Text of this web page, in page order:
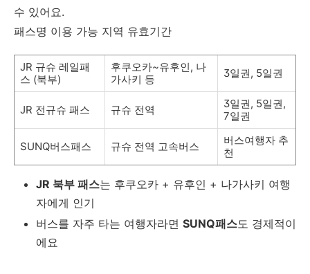
수 있어요.
패스명 이용 가능 지역 유효기간
JR 규슈 레일패
스 (북부)
후쿠오카~유후인, 나
가사키 등
3일권, 5일권
JR 전규슈 패스 규슈 전역
3일권, 5일권,
7일권
SUNQ버스패스 규슈 전역 고속버스
버스여행자 추
천
JR 북부 패스는 후쿠오카 + 유후인 + 나가사키 여행
자에게 인기
버스를 자주 타는 여행자라면 SUNQ패스도 경제적이
에요